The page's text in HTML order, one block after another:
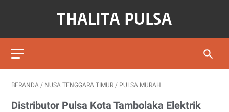
BERANDA / NUSA TENGGARA TIMUR / PULSA MURAH
Distributor Pulsa Kota Tambolaka Elektrik